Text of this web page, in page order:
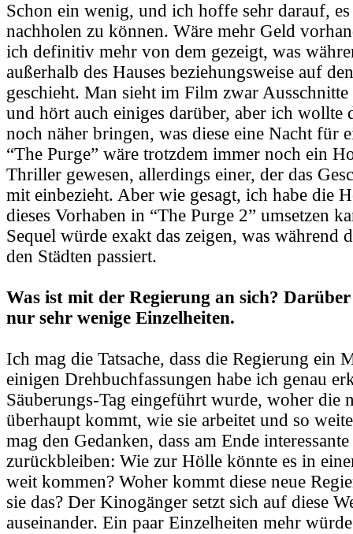
Schon ein wenig, und ich hoffe sehr darauf,
nachholen zu können. Wäre mehr Geld
ich definitiv mehr von dem gezeigt, was
außerhalb des Hauses beziehungsweise auf
geschieht. Man sieht im Film zwar Ausschnitte
und hört auch einiges darüber, aber ich wollte
noch näher bringen, was diese eine Nacht für
“The Purge” wäre trotzdem immer noch ein
Thriller gewesen, allerdings einer, der das
mit einbezieht. Aber wie gesagt, ich habe die
dieses Vorhaben in “The Purge 2” umsetzen
Sequel würde exakt das zeigen, was während
den Städten passiert.
Was ist mit der Regierung an sich?
nur sehr wenige Einzelheiten.
Ich mag die Tatsache, dass die Regierung ein
einigen Drehbuchfassungen habe ich genau
Säuberungs-Tag eingeführt wurde, woher die
überhaupt kommt, wie sie arbeitet und so
mag den Gedanken, dass am Ende
zurückbleiben: Wie zur Hölle könnte es in
weit kommen? Woher kommt diese neue
sie das? Der Kinogänger setzt sich auf diese
auseinander. Ein paar Einzelheiten mehr